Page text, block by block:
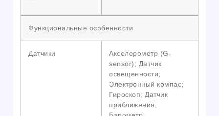
Функциональные особенности
Датчики
Акселерометр (G-
sensor); Датчик
освещенности;
Электронный компас;
Гироскоп; Датчик
приближения;